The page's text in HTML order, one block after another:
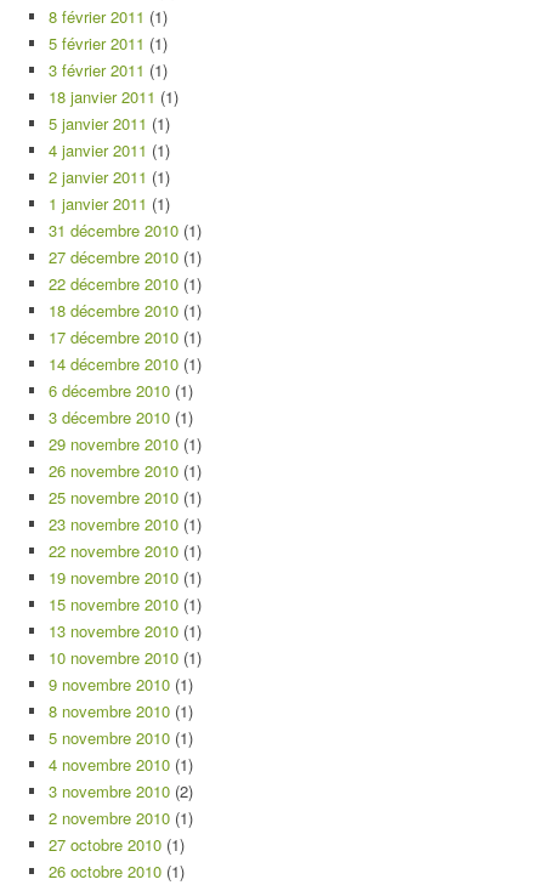
8 février 2011 (1)
5 février 2011 (1)
3 février 2011 (1)
18 janvier 2011 (1)
5 janvier 2011 (1)
4 janvier 2011 (1)
2 janvier 2011 (1)
1 janvier 2011 (1)
31 décembre 2010 (1)
27 décembre 2010 (1)
22 décembre 2010 (1)
18 décembre 2010 (1)
17 décembre 2010 (1)
14 décembre 2010 (1)
6 décembre 2010 (1)
3 décembre 2010 (1)
29 novembre 2010 (1)
26 novembre 2010 (1)
25 novembre 2010 (1)
23 novembre 2010 (1)
22 novembre 2010 (1)
19 novembre 2010 (1)
15 novembre 2010 (1)
13 novembre 2010 (1)
10 novembre 2010 (1)
9 novembre 2010 (1)
8 novembre 2010 (1)
5 novembre 2010 (1)
4 novembre 2010 (1)
3 novembre 2010 (2)
2 novembre 2010 (1)
27 octobre 2010 (1)
26 octobre 2010 (1)